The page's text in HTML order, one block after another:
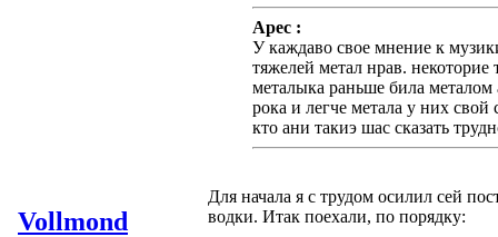
Vollmond
Apec :
У каждаво свое мнение к
тяжелей метал нрав.
металыка раньше била
рока и легче метала у них
кто ани такиэ шас сказать
Для начала я с трудом осилил сей
водки. Итак поехали, по порядку: